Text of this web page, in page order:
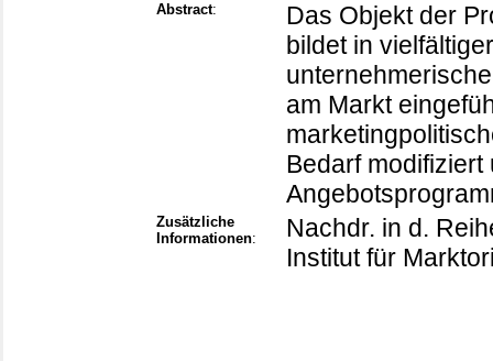
Abstract:
Das Objekt der
bildet in
am Markt
Bedarf
Zusätzliche
Informationen:
Nachdr. in d.
Institut für